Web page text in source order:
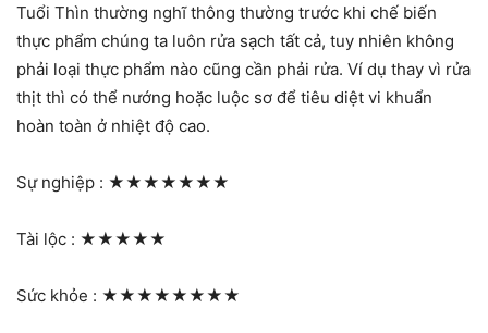
Tuổi Thìn thường nghĩ thông thường trước khi chế biến
thực phẩm chúng ta luôn rửa sạch tất cả, tuy nhiên không
phải loại thực phẩm nào cũng cần phải rửa. Ví dụ thay vì rửa
thịt thì có thể nướng hoặc luộc sơ để tiêu diệt vi khuẩn
hoàn toàn ở nhiệt độ cao.
Sự nghiệp : ★★★★★★★
Tài lộc : ★★★★★
Sức khỏe : ★★★★★★★★